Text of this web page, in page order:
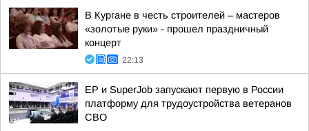
В Кургане в честь строителей – мастеров
«золотые руки» - прошел праздничный
концерт
22:13
ЕР и SuperJob запускают первую в России
платформу для трудоустройства ветеранов
СВО